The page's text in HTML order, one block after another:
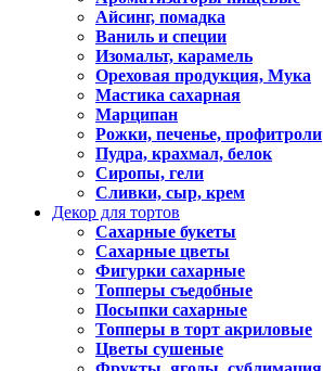
Айсинг, помадка
Ваниль и специи
Изомальт, карамель
Ореховая продукция, Мука
Мастика сахарная
Марципан
Рожки, печенье, профитроли
Пудра, крахмал, белок
Сиропы, гели
Сливки, сыр, крем
Декор для тортов
Сахарные букеты
Сахарные цветы
Фигурки сахарные
Топперы съедобные
Посыпки сахарные
Топперы в торт акриловые
Цветы сушеные